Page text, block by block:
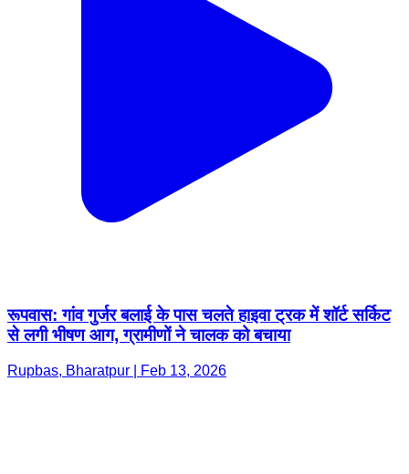
रूपवास: गांव गुर्जर बलाई के पास चलते हाइवा ट्रक में शॉर्ट सर्किट
से लगी भीषण आग, ग्रामीणों ने चालक को बचाया
Rupbas, Bharatpur | Feb 13, 2026